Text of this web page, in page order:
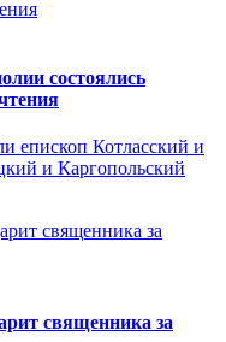
состоялись
епископ Котласский и
и Каргопольский
священника за